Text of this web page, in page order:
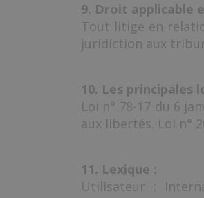
9. Droit applicable
Tout litige en
juridiction aux
10. Les principales
Loi n° 78-17 du 6
aux libertés. Loi n°
11. Lexique :
Utilisateur :